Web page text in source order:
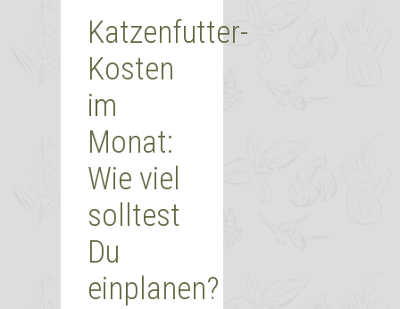
Katzenfutter-
Kosten
im
Monat:
Wie viel
solltest
Du
einplanen?